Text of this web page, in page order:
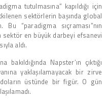
tutulmasına” kapıldığı için
sektörlerin başında global
“paradigma sıçraması”nın
en büyük darbeyi efsanevi
aldı.
Napster’ın çıktığı
yaklaşılamayacak bir zirve
üstünde bir figür. O gün